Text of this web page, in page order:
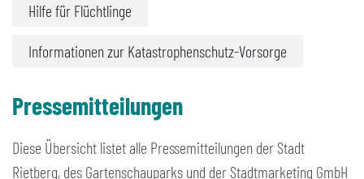
Hilfe für Flüchtlinge
Informationen zur Katastrophenschutz-Vorsorge
Pressemitteilungen
Diese Übersicht listet alle Pressemitteilungen der Stadt
Rietberg, des Gartenschauparks und der Stadtmarketing GmbH